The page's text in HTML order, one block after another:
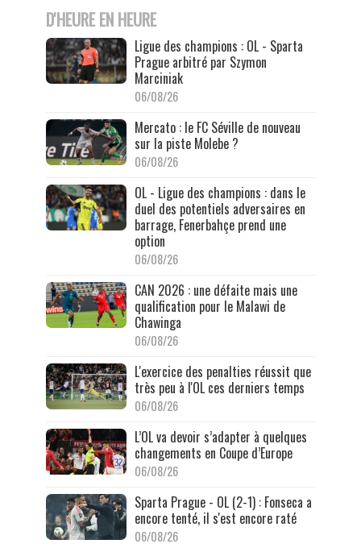
D'HEURE EN HEURE
Ligue des champions : OL - Sparta
Prague arbitré par Szymon
Marciniak
06/08/26
Mercato : le FC Séville de nouveau
sur la piste Molebe ?
06/08/26
OL - Ligue des champions : dans le
duel des potentiels adversaires en
barrage, Fenerbahçe prend une
option
06/08/26
CAN 2026 : une défaite mais une
qualification pour le Malawi de
Chawinga
06/08/26
L'exercice des penalties réussit que
très peu à l'OL ces derniers temps
06/08/26
L’OL va devoir s’adapter à quelques
changements en Coupe d’Europe
06/08/26
Sparta Prague - OL (2-1) : Fonseca a
encore tenté, il s'est encore raté
06/08/26